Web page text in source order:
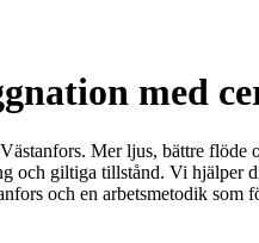
med
Mer ljus, bättre
och giltiga tillstånd. Vi
och en arbetsmetodik